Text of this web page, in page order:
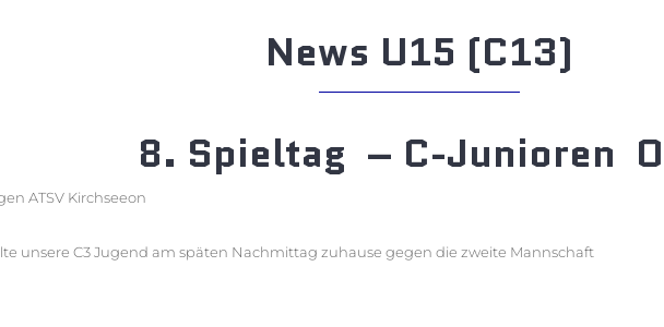
News U15 (C13)
8. Spieltag – C-Junioren
ATSV Kirchseeon
unsere C3 Jugend am späten Nachmittag zuhause gegen die zweite Mannschaft